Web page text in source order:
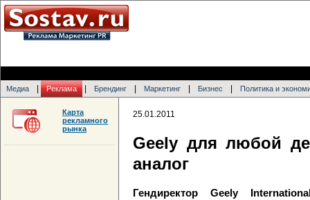
Медиа Реклама Брендинг Маркетинг Бизнес Политика и
25.01.2011
Geely для любой
аналог
Гендиректор Geely
Карта
рекламного
рынка